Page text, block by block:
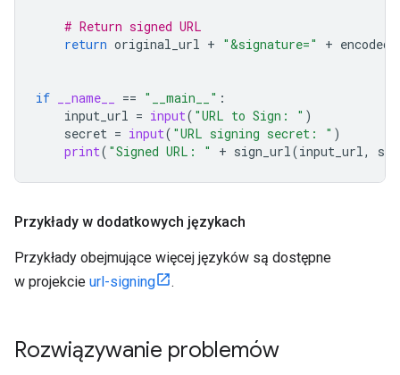
# Return signed URL
return original_url + "&signature=" +
if __name__ == "__main__" :
input_url = input( "URL to Sign: " )
secret = input( "URL signing secret: " )
print( "Signed URL: " + sign_url(input_url,
Przykłady w dodatkowych językach
Przykłady obejmujące więcej języków są dostępne
w projekcie url-signing .
Rozwiązywanie problemów